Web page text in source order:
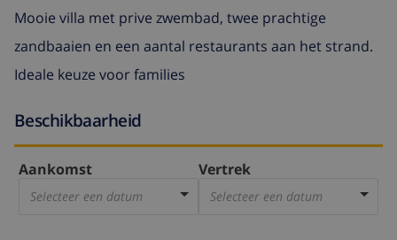
Mooie villa met prive zwembad, twee prachtige
zandbaaien en een aantal restaurants aan het strand.
Ideale keuze voor families
Beschikbaarheid
Aankomst
Selecteer een datum
Vertrek
Selecteer een datum